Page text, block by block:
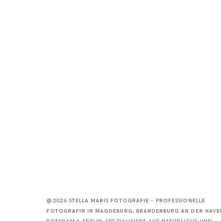
@2026 STELLA MARIS FOTOGRAFIE - PROFESSIONELLE
FOTOGRAFIN IN MAGDEBURG, BRANDENBURG AN DER